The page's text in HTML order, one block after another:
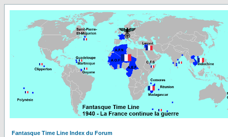
Fantasque Time Line Index du Forum